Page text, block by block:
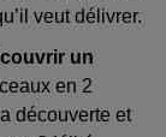
veut délivrer.
un
en 2
découverte et